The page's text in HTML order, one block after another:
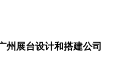
州展台设计和搭建公司